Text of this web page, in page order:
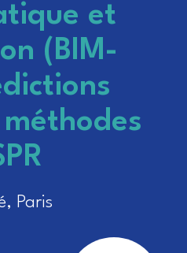
et
(BIM-
Paris